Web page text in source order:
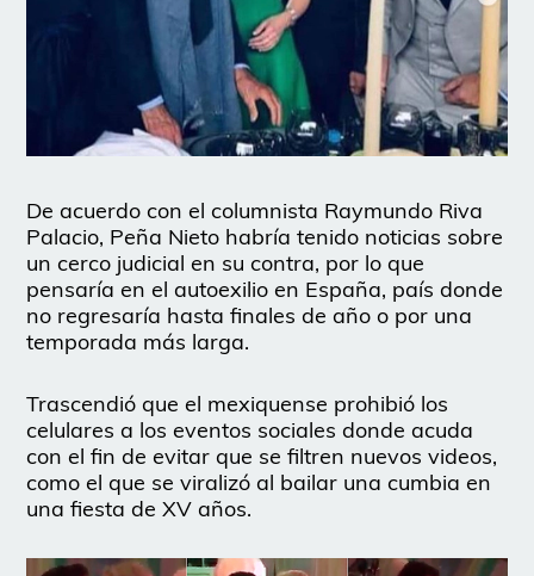
De acuerdo con el columnista Raymundo Riva
Palacio, Peña Nieto habría tenido noticias sobre
un cerco judicial en su contra, por lo que
pensaría en el autoexilio en España, país donde
no regresaría hasta finales de año o por una
temporada más larga.
Trascendió que el mexiquense prohibió los
celulares a los eventos sociales donde acuda
con el fin de evitar que se filtren nuevos videos,
como el que se viralizó al bailar una cumbia en
una fiesta de XV años.